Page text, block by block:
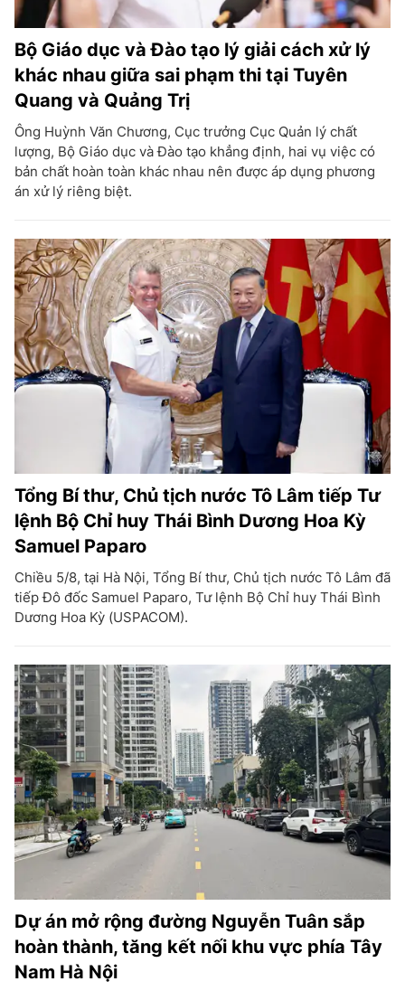
Bộ Giáo dục và Đào tạo lý giải cách xử lý
khác nhau giữa sai phạm thi tại Tuyên
Quang và Quảng Trị
Ông Huỳnh Văn Chương, Cục trưởng Cục Quản lý chất
lượng, Bộ Giáo dục và Đào tạo khẳng định, hai vụ việc có
bản chất hoàn toàn khác nhau nên được áp dụng phương
án xử lý riêng biệt.
Tổng Bí thư, Chủ tịch nước Tô Lâm tiếp Tư
lệnh Bộ Chỉ huy Thái Bình Dương Hoa Kỳ
Samuel Paparo
Chiều 5/8, tại Hà Nội, Tổng Bí thư, Chủ tịch nước Tô Lâm đã
tiếp Đô đốc Samuel Paparo, Tư lệnh Bộ Chỉ huy Thái Bình
Dương Hoa Kỳ (USPACOM).
Dự án mở rộng đường Nguyễn Tuân sắp
hoàn thành, tăng kết nối khu vực phía Tây
Nam Hà Nội